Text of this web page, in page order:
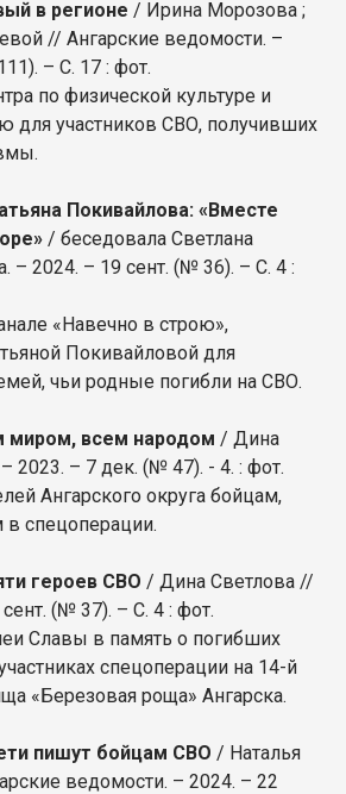
в регионе / Ирина Морозова ;
// Ангарские ведомости. –
– С. 17 : фот.
по физической культуре и
для участников СВО, получивших
Покивайлова: «Вместе
/ беседовала Светлана
– 2024. – 19 сент. (№ 36). – С. 4 :
«Навечно в строю»,
Покивайловой для
чьи родные погибли на СВО.
миром, всем народом / Дина
2023. – 7 дек. (№ 47). - 4. : фот.
Ангарского округа бойцам,
спецоперации.
героев СВО / Дина Светлова //
(№ 37). – С. 4 : фот.
Славы в память о погибших
спецоперации на 14-й
«Березовая роща» Ангарска.
пишут бойцам СВО / Наталья
ведомости. – 2024. – 22